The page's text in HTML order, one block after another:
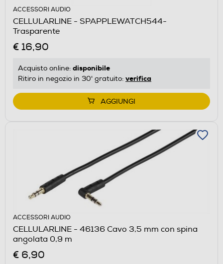
ACCESSORI AUDIO
CELLULARLINE - SPAPPLEWATCH544-
Trasparente
€ 16,90
Acquisto online: disponibile
Ritiro in negozio in 30' gratuito: verifica
AGGIUNGI
ACCESSORI AUDIO
CELLULARLINE - 46136 Cavo 3,5 mm con spina
angolata 0,9 m
€ 6,90